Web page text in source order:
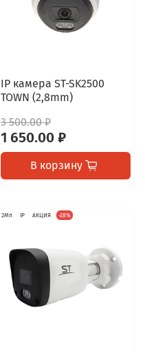
IP камера ST-SK2500
TOWN (2,8mm)
3 500.00 ₽
1 650.00 ₽
В корзину
2Мп IP АКЦИЯ -28%